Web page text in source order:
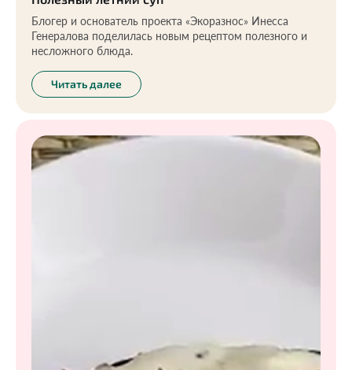
Блогер и основатель проекта «Экоразнос» Инесса
Генералова поделилась новым рецептом полезного и
несложного блюда.
Читать далее